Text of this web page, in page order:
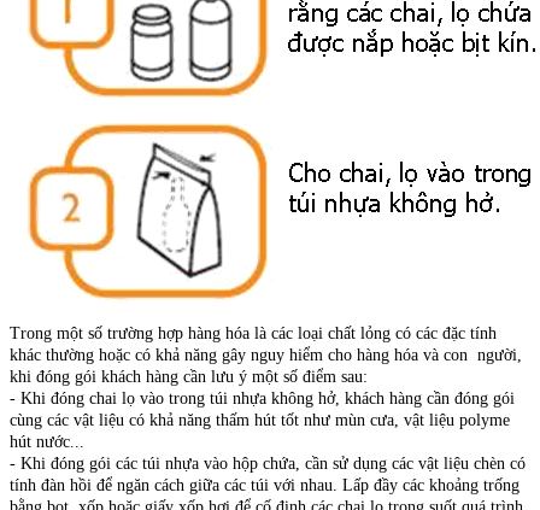
Trong một số trường hợp hàng hóa là các loại chất lỏng có các đặc tính
khác thường hoặc có khả năng gây nguy hiểm cho hàng hóa và con người,
khi đóng gói khách hàng cần lưu ý một số điểm sau:
- Khi đóng chai lọ vào trong túi nhựa không hở, khách hàng cần đóng gói
cùng các vật liệu có khả năng thấm hút tốt như mùn cưa, vật liệu polyme
hút nước...
- Khi đóng gói các túi nhựa vào hộp chứa, cần sử dụng các vật liệu chèn có
tính đàn hồi để ngăn cách giữa các túi với nhau. Lấp đầy các khoảng trống